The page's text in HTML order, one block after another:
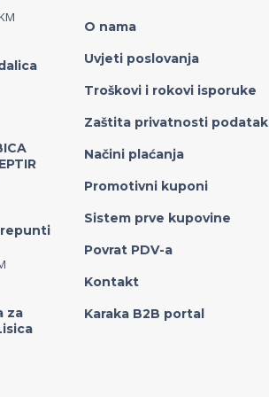
za
O nama
Uvjeti poslovanja
Troškovi i rokovi isporuke
Zaštita privatnosti
Načini plaćanja
Promotivni kuponi
Sistem prve kupovine
Povrat PDV-a
Kontakt
Karaka B2B portal